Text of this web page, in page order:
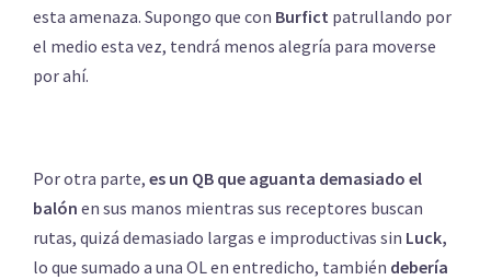
esta amenaza. Supongo que con Burfict patrullando por
el medio esta vez, tendrá menos alegría para moverse
por ahí.
Por otra parte, es un QB que aguanta demasiado el
balón en sus manos mientras sus receptores buscan
rutas, quizá demasiado largas e improductivas sin Luck,
lo que sumado a una OL en entredicho, también debería